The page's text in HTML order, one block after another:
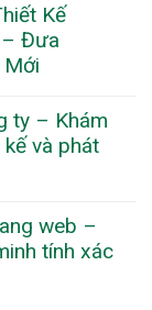
Kế
– Đưa
Mới
ty – Khám
và phát
web –
tính xác